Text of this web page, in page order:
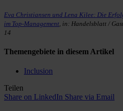
Eva Christiansen und Lena Kilee: Die
im Top-Management , in: Handelsblatt /
14
Themengebiete in diesem Artikel
Inclusion
Teilen
Share on LinkedIn Share via Email